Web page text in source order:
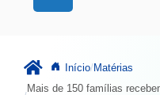
Início Matérias
Mais de 150 famílias